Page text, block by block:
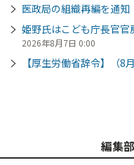
医政局の組織再編を
姫野氏はこども庁長官
2026年8月7日 0:00
【厚生労働省辞令】（8
編集